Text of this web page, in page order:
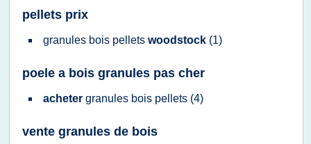
pellets prix
granules bois pellets woodstock (1)
poele a bois granules pas cher
acheter granules bois pellets (4)
vente granules de bois